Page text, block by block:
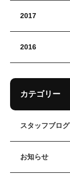
2017
2016
カテゴリー
スタッフブログ
お知らせ